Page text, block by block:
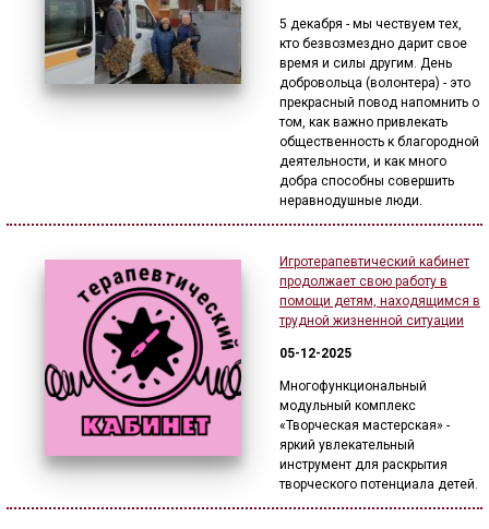
5 декабря - мы чествуем тех,
кто безвозмездно дарит свое
время и силы другим. День
добровольца (волонтера) - это
прекрасный повод напомнить о
том, как важно привлекать
общественность к благородной
деятельности, и как много
добра способны совершить
неравнодушные люди.
Игротерапевтический кабинет
продолжает свою работу в
помощи детям, находящимся в
трудной жизненной ситуации
05-12-2025
Многофункциональный
модульный комплекс
«Творческая мастерская» -
яркий увлекательный
инструмент для раскрытия
творческого потенциала детей.